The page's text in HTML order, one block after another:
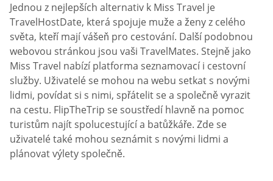
Jednou z nejlepších alternativ k Miss Travel je
TravelHostDate, která spojuje muže a ženy z celého
světa, kteří mají vášeň pro cestování. Další podobnou
webovou stránkou jsou vaši TravelMates. Stejně jako
Miss Travel nabízí platforma seznamovací i cestovní
služby. Uživatelé se mohou na webu setkat s novými
lidmi, povídat si s nimi, spřátelit se a společně vyrazit
na cestu. FlipTheTrip se soustředí hlavně na pomoc
turistům najít spolucestující a batůžkáře. Zde se
uživatelé také mohou seznámit s novými lidmi a
plánovat výlety společně.